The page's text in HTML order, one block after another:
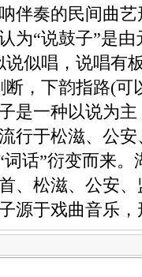
伴奏的民间曲
为“说鼓子”是
似唱，说唱有
，下韵指路(可
是一种以说为
行于松滋、公
话”衍变而来
、松滋、公安
源于戏曲音乐